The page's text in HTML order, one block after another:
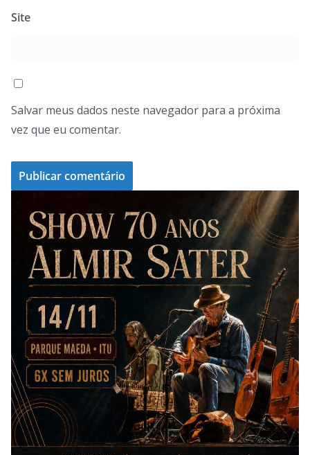
Site
Salvar meus dados neste navegador para a próxima
vez que eu comentar.